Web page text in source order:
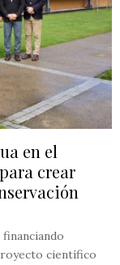
en el
crear
científico